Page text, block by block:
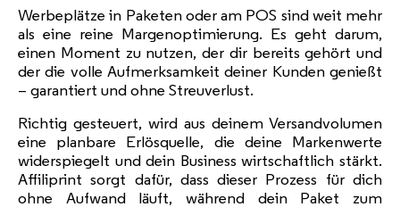
Werbeplätze in Paketen oder am POS sind weit mehr
als eine reine Margenoptimierung. Es geht darum,
einen Moment zu nutzen, der dir bereits gehört und
der die volle Aufmerksamkeit deiner Kunden genießt
– garantiert und ohne Streuverlust.
Richtig gesteuert, wird aus deinem Versandvolumen
eine planbare Erlösquelle, die deine Markenwerte
widerspiegelt und dein Business wirtschaftlich stärkt.
Affiliprint sorgt dafür, dass dieser Prozess für dich
ohne Aufwand läuft, während dein Paket zum